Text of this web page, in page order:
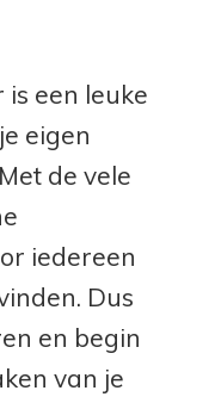
een leuke
eigen
de vele
iedereen
Dus
en begin
van je